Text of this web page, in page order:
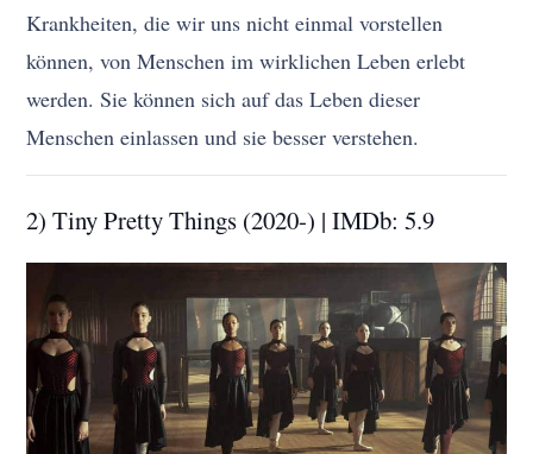
Krankheiten, die wir uns nicht einmal vorstellen
können, von Menschen im wirklichen Leben erlebt
werden. Sie können sich auf das Leben dieser
Menschen einlassen und sie besser verstehen.
2) Tiny Pretty Things (2020-) | IMDb: 5.9